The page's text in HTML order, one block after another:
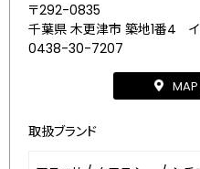
〒292-0835
千葉県 木更津市 築地1番4
0438-30-7207
取扱ブランド